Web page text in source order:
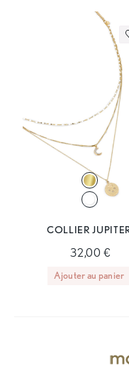
COLLIER
32,00 €
Ajouter au panier